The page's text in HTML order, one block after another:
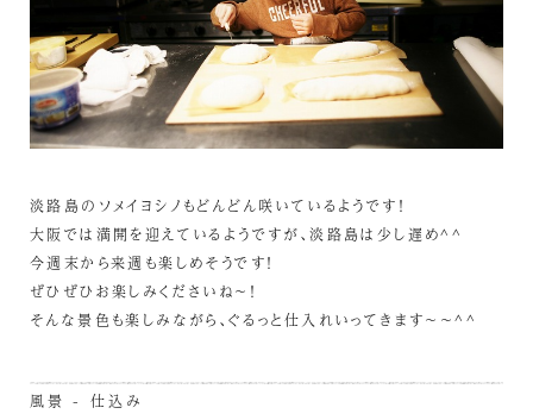
淡路島のソメイヨシノもどんどん咲いているようです！
大阪では満開を迎えているようですが、淡路島は少し遅め^^
今週末から来週も楽しめそうです！
ぜひぜひお楽しみくださいね～！
そんな景色も楽しみながら、ぐるっと仕入れいってきます～～^^
風景 - 仕込み